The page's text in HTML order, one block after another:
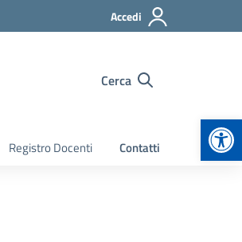
Accedi
Cerca
Registro Docenti Contatti